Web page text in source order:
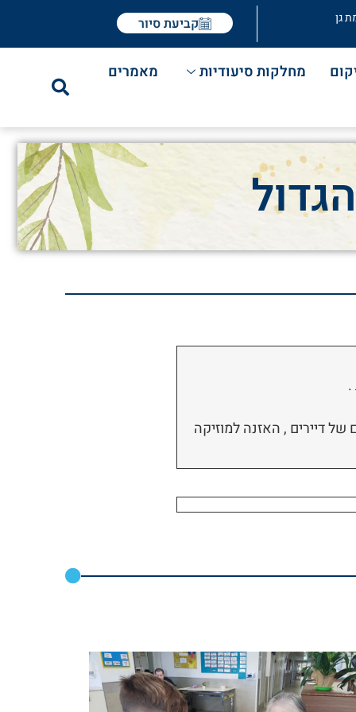
גן קביעת סיור
מחלקות סיעודיות מאמרים
.
של דיירים , האזנה למוזיקה